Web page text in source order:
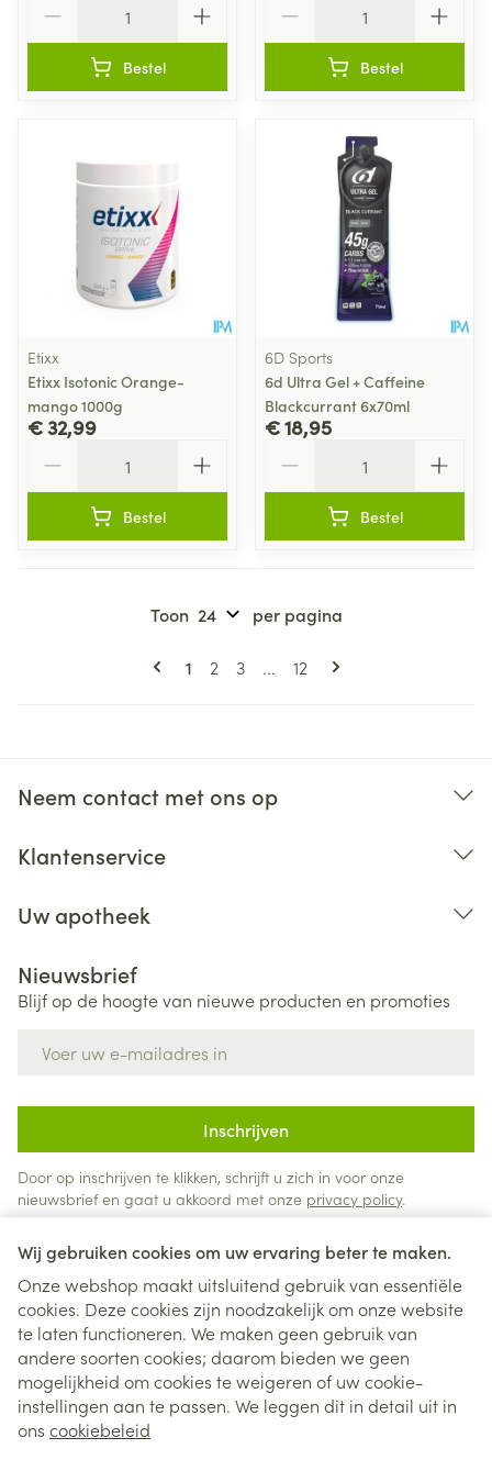
Wij gebruiken cookies om uw ervaring beter te maken.
Onze webshop maakt uitsluitend gebruik van essentiële
cookies. Deze cookies zijn noodzakelijk om onze website
te laten functioneren. We maken geen gebruik van
andere soorten cookies; daarom bieden we geen
mogelijkheid om cookies te weigeren of uw cookie-
instellingen aan te passen. We leggen dit in detail uit in
ons cookiebeleid
Bestel Bestel
Etixx
Etixx Isotonic Orange-
mango 1000g
€ 32,99
Bestel
6D Sports
6d Ultra Gel + Caffeine
Blackcurrant 6x70ml
€ 18,95
Bestel
Pagina's
U lees momenteel pagina
1 Pagina
2 Pagina
3 ... Pagina
12
Toon per pagina
Neem contact met ons op
Klantenservice
Uw apotheek
Nieuwsbrief
Blijf op de hoogte van nieuwe producten en promoties
Inschrijven
Door op inschrijven te klikken, schrijft u zich in voor onze
nieuwsbrief en gaat u akkoord met onze privacy policy.
Juridische links